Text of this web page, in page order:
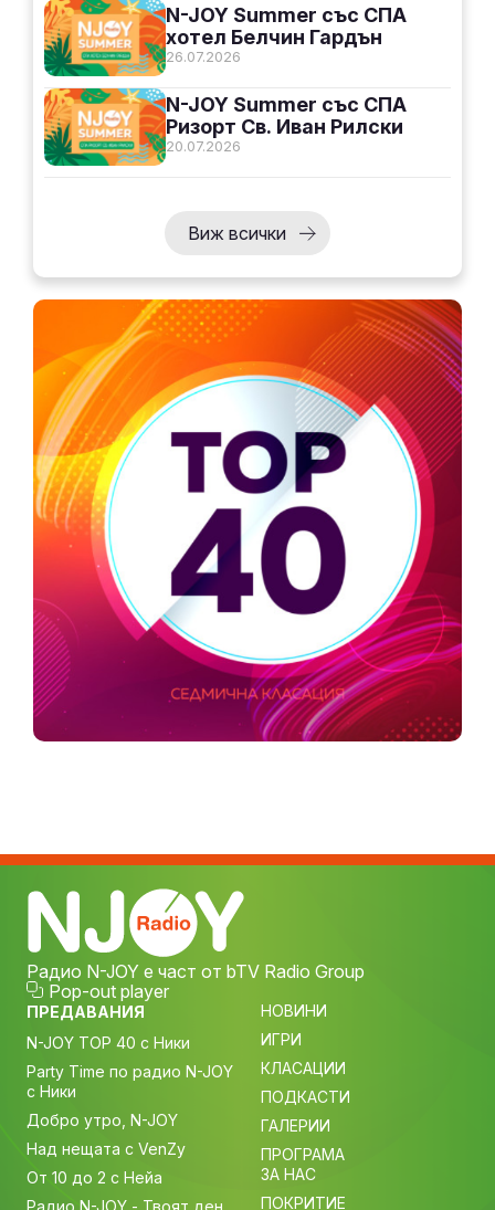
26.07.2026
N-JOY Summer със СПА
хотел Белчин Гардън
20.07.2026
N-JOY Summer със СПА
Ризорт Св. Иван Рилски
Виж всички
Радио N-JOY е част от bTV Radio Group
Pop-out player
ПРЕДАВАНИЯ
N-JOY TOP 40 с Ники
Party Time по радио N-JOY
с Ники
Добро утро, N-JOY
Над нещата с VenZy
От 10 до 2 с Нейа
Радио N-JOY - Твоят ден.
НОВИНИ
ИГРИ
КЛАСАЦИИ
ПОДКАСТИ
ГАЛЕРИИ
ПРОГРАМА
ЗА НАС
ПОКРИТИЕ